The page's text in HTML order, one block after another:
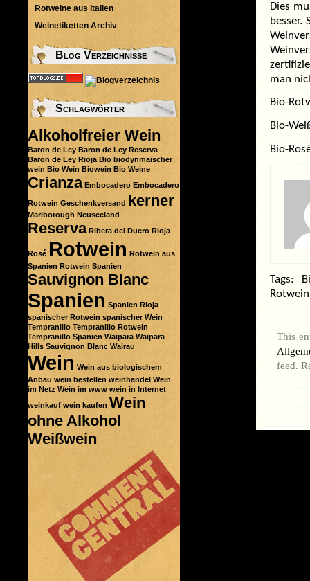
Dies
besser.
man
Bio-
Bio-
Bio-
Tags:
Rotwein
This
feed.
Rotweine aus Italien
Weinetiketten Archiv
Blog Verzeichnisse
Schlagwörter
Alkoholfreier Wein
Baron de Ley Baron de Ley Reserva
Baron de Ley Rioja Bio biodynmaischer
wein Bio Wein Biowein Bio Weine
Crianza Embocadero Embocadero
Rotwein Geschenkversand kerner
Marlborough Neuseeland
Reserva Ribera del Duero Rioja
Rosé Rotwein Rotwein aus
Spanien Rotwein Spanien
Sauvignon Blanc
Spanien Spanien Rioja
spanischer Rotwein spanischer Wein
Tempranillo Tempranillo Rotwein
Tempranillo Spanien Waipara Waipara
Hills Sauvignon Blanc Wairau
Wein Wein aus biologischem
Anbau wein bestellen weinhandel Wein
im Netz Wein im www wein in Internet
weinkauf wein kaufen Wein
ohne Alkohol
Weißwein